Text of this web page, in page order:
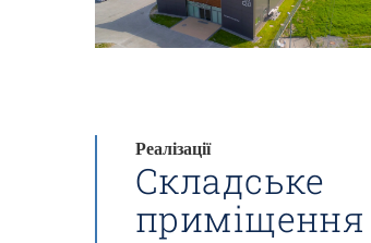
Реалізації
Складське
приміщення